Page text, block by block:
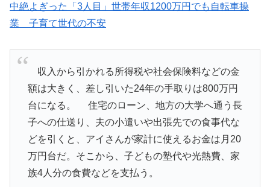
中絶よぎった「3人目」世帯年収1200万円でも自転車操
業 子育て世代の不安
収入から引かれる所得税や社会保険料などの金
額は大きく、差し引いた24年の手取りは800万円
台になる。 住宅のローン、地方の大学へ通う長
子への仕送り、夫の小遣いや出張先での食事代な
どを引くと、アイさんが家計に使えるお金は月20
万円台だ。そこから、子どもの塾代や光熱費、家
族4人分の食費などを支払う。